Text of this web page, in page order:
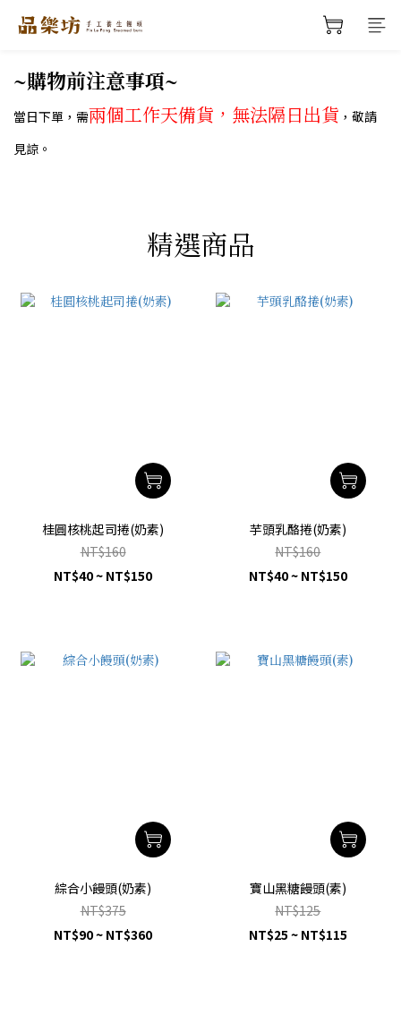
~購物前注意事項~
當日下單，需兩個工作天備貨，無法隔日出貨 ，敬請
見諒。
精選商品
桂圓核桃起司捲(奶素)
NT$160
NT$40 ~ NT$150
芋頭乳酪捲(奶素)
NT$160
NT$40 ~ NT$150
綜合小饅頭(奶素)
NT$375
NT$90 ~ NT$360
寶山黑糖饅頭(素)
NT$125
NT$25 ~ NT$115